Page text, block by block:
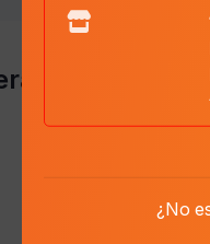
X 60
¿No